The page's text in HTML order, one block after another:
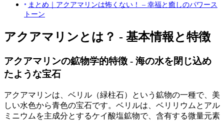
まとめ｜アクアマリンは怖くない！ – 幸福と癒しのパワース
トーン
アクアマリンとは？ - 基本情報と特徴
アクアマリンの鉱物学的特徴 - 海の水を閉じ込め
たような宝石
アクアマリンは、ベリル（緑柱石）という鉱物の一種で、美
しい水色から青色の宝石です。ベリルは、ベリリウムとアル
ミニウムを主成分とするケイ酸塩鉱物で、含有する微量元素